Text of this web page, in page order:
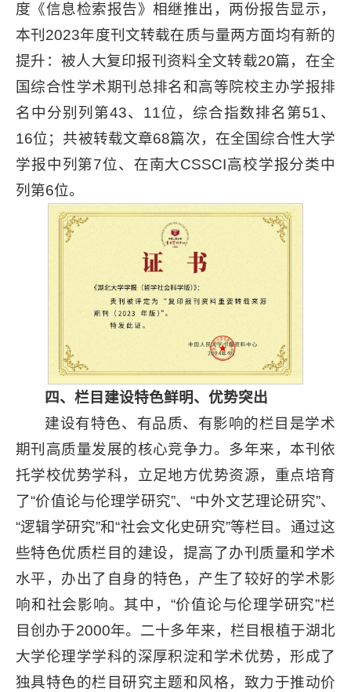
度《信息检索报告》相继推出，两份报告显示，
本刊2023年度刊文转载在质与量两方面均有新的
提升：被人大复印报刊资料全文转载20篇，在全
国综合性学术期刊总排名和高等院校主办学报排
名中分别列第43、11位，综合指数排名第51、
16位；共被转载文章68篇次，在全国综合性大学
学报中列第7位、在南大CSSCI高校学报分类中
列第6位。
四、栏目建设特色鲜明、优势突出
建设有特色、有品质、有影响的栏目是学术
期刊高质量发展的核心竞争力。多年来，本刊依
托学校优势学科，立足地方优势资源，重点培育
了“价值论与伦理学研究”、“中外文艺理论研究”、
“逻辑学研究”和“社会文化史研究”等栏目。通过这
些特色优质栏目的建设，提高了办刊质量和学术
水平，办出了自身的特色，产生了较好的学术影
响和社会影响。其中，“价值论与伦理学研究”栏
目创办于2000年。二十多年来，栏目根植于湖北
大学伦理学学科的深厚积淀和学术优势，形成了
独具特色的栏目研究主题和风格，致力于推动价